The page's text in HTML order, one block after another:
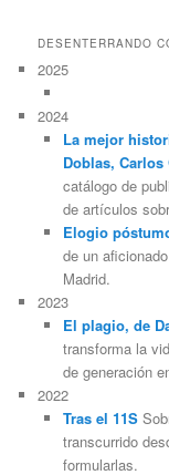
DESENTERRANDO
2025
2024
La mejor
Doblas,
catálogo de
de artículos
Elogio
de un
Madrid.
2023
El plagio, de
transforma la
de generación
2022
Tras el 11S
transcurrido
formularlas.